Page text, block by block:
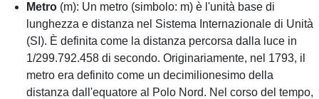
Metro (m): Un metro (simbolo: m) è l'unità base di
lunghezza e distanza nel Sistema Internazionale di Unità
(SI). È definita come la distanza percorsa dalla luce in
1/299.792.458 di secondo. Originariamente, nel 1793, il
metro era definito come un decimilionesimo della
distanza dall'equatore al Polo Nord. Nel corso del tempo,